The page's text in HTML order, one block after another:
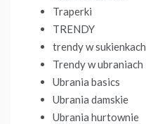
Traperki
TRENDY
trendy w sukienkach
Trendy w ubraniach
Ubrania basics
Ubrania damskie
Ubrania hurtownie